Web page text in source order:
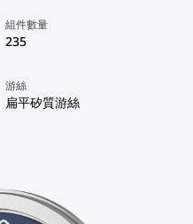
組件數量
235
游絲
扁平矽質游絲